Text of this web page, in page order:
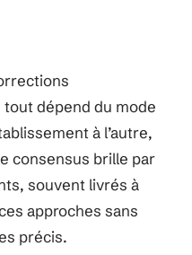
dépend du mode
à l’autre,
consensus brille par
souvent livrés à
approches sans
précis.